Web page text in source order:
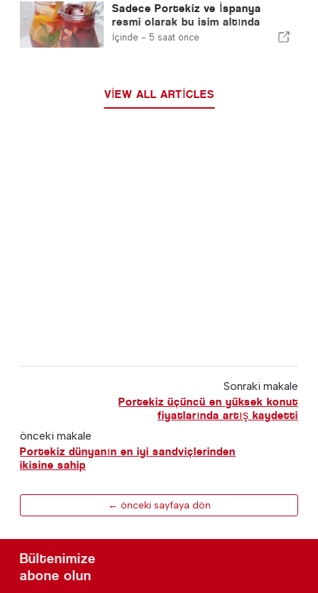
Sadece Portekiz ve İspanya
resmi olarak bu isim altında
“sangria” satabilir
İçinde - 5 saat önce
VIEW ALL ARTICLES
Sonraki makale
Portekiz üçüncü en yüksek konut
fiyatlarında artış kaydetti
önceki makale
Portekiz dünyanın en iyi sandviçlerinden
ikisine sahip
← önceki sayfaya dön
Bültenimize
abone olun